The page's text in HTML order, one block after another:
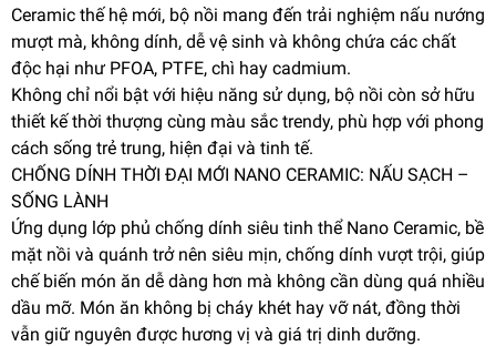
Ceramic thế hệ mới, bộ nồi mang đến trải nghiệm nấu nướng
mượt mà, không dính, dễ vệ sinh và không chứa các chất
độc hại như PFOA, PTFE, chì hay cadmium.
Không chỉ nổi bật với hiệu năng sử dụng, bộ nồi còn sở hữu
thiết kế thời thượng cùng màu sắc trendy, phù hợp với phong
cách sống trẻ trung, hiện đại và tinh tế.
CHỐNG DÍNH THỜI ĐẠI MỚI NANO CERAMIC: NẤU SẠCH –
SỐNG LÀNH
Ứng dụng lớp phủ chống dính siêu tinh thể Nano Ceramic, bề
mặt nồi và quánh trở nên siêu mịn, chống dính vượt trội, giúp
chế biến món ăn dễ dàng hơn mà không cần dùng quá nhiều
dầu mỡ. Món ăn không bị cháy khét hay vỡ nát, đồng thời
vẫn giữ nguyên được hương vị và giá trị dinh dưỡng.